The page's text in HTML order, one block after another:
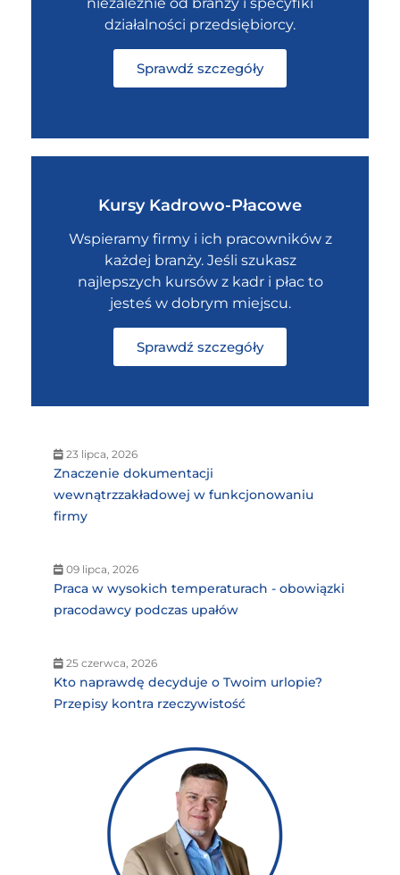
niezależnie od branży i specyfiki
działalności przedsiębiorcy.
Sprawdź szczegóły
Kursy Kadrowo-Płacowe
Wspieramy firmy i ich pracowników z
każdej branży. Jeśli szukasz
najlepszych kursów z kadr i płac to
jesteś w dobrym miejscu.
Sprawdź szczegóły
23 lipca, 2026
Znaczenie dokumentacji
wewnątrzzakładowej w funkcjonowaniu
firmy
09 lipca, 2026
Praca w wysokich temperaturach - obowiązki
pracodawcy podczas upałów
25 czerwca, 2026
Kto naprawdę decyduje o Twoim urlopie?
Przepisy kontra rzeczywistość